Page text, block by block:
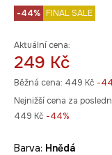
-44% FINAL SALE
Aktuální cena:
249 Kč
Běžná cena: 449 Kč -
Nejnižší cena za
449 Kč -44%
Barva: hnědá